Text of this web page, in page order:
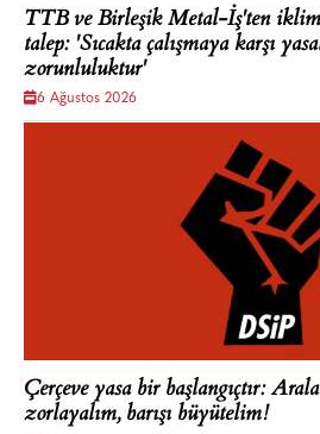
TTB ve Birleşik Metal-İş'ten
talep: 'Sıcakta çalışmaya karşı
zorunluluktur'
6 Ağustos 2026
Çerçeve yasa bir başlangıçtır:
zorlayalım, barışı büyütelim!